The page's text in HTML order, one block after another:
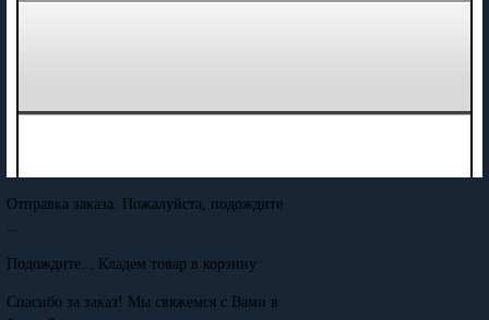
Отправка заказа. Пожалуйста, подождите
...
Подождите... Кладем товар в корзину
Спасибо за заказ! Мы свяжемся с Вами в